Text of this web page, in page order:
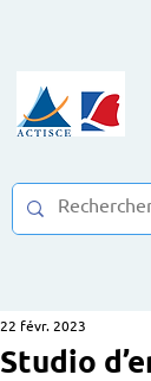
Studio
22 févr. 2023